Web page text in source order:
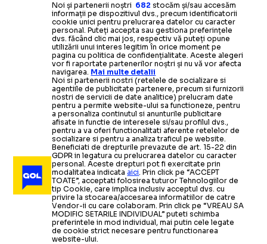
Noi și partenerii noștri 682 stocăm și/sau accesăm
informații pe dispozitivul dvs., precum identificatorii
cookie unici pentru prelucrarea datelor cu caracter
personal. Puteți accepta sau gestiona preferințele
dvs. făcând clic mai jos, respectiv vă puteți opune
utilizării unui interes legitim în orice moment pe
pagina cu politica de confidențialitate. Aceste alegeri
vor fi raportate partenerilor noștri și nu vă vor afecta
navigarea. Mai multe detalii
Noi si partenerii nostri (retelele de socializare si
agentiile de publicitate partenere, precum si furnizorii
nostri de servicii de date analitice) prelucram date
pentru a permite website-ului sa functioneze, pentru
a personaliza continutul si anunturile publicitare
afisate in functie de interesele si/sau profilul dvs.,
pentru a va oferi functionalitati aferente retelelor de
socializare si pentru a analiza traficul pe website.
Beneficiati de drepturile prevazute de art. 15-22 din
GDPR in legatura cu prelucrarea datelor cu caracter
personal. Aceste drepturi pot fi exercitate prin
modalitatea indicataaici. Prin click pe “ACCEPT
TOATE”, acceptati folosirea tuturor Tehnologiilor de
tip Cookie, care implica inclusiv acceptul dvs. cu
privire la stocarea/accesarea informatiilor de catre
Vendor-ii cu care colaboram. Prin click pe “VREAU SA
MODIFIC SETARILE INDIVIDUAL” puteti schimba
preferintele in mod individual, mai putin cele legate
de cookie strict necesare pentru functionarea
website-ului.